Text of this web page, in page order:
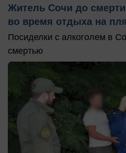
Житель Сочи до
во время отдыха на
Посиделки с алкоголем в
смертью